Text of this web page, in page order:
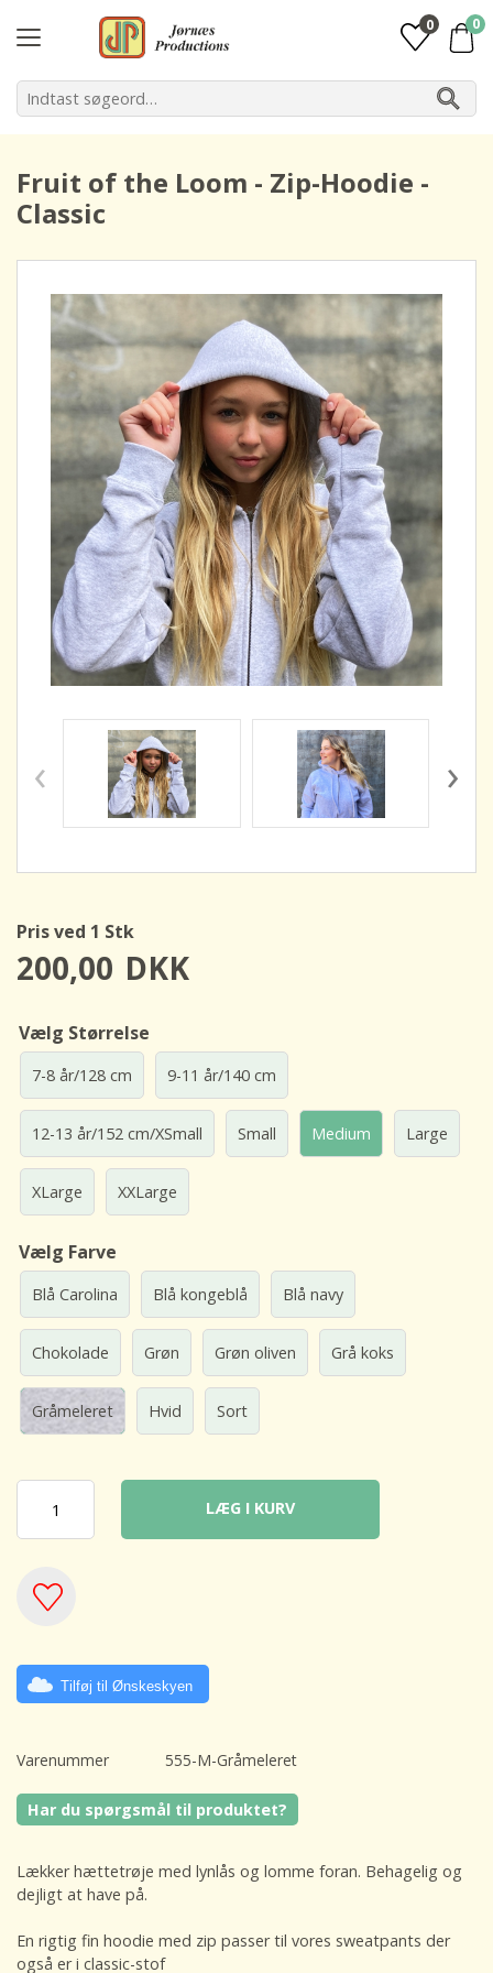
0 0
Fruit of the Loom - Zip-Hoodie -
Classic
‹ ›
Pris ved 1 Stk
200,00 DKK
Vælg Størrelse
7-8 år/128 cm 9-11 år/140 cm
12-13 år/152 cm/XSmall Small Medium Large
XLarge XXLarge
Vælg Farve
Blå Carolina Blå kongeblå Blå navy
Chokolade Grøn Grøn oliven Grå koks
Gråmeleret Hvid Sort
LÆG I KURV
Tilføj til Ønskeskyen
Varenummer 555-M-Gråmeleret
Har du spørgsmål til produktet?
Lækker hættetrøje med lynlås og lomme foran. Behagelig og
dejligt at have på.
En rigtig fin hoodie med zip passer til vores sweatpants der
også er i classic-stof